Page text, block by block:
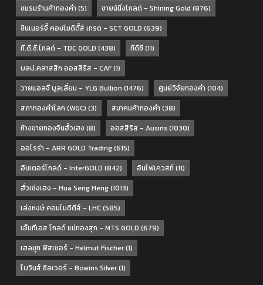
ชมรมร้านค้าทองคำ (5) ชายน์นิ่งโกลด์ - Shining Gold (876)
ซินเนอร์จี้ คอมโมดิตี้ส์ เทรด - SCT GOLD (639)
ที.ดี.ซี.โกลด์ - TDC GOLD (438) ทีดีซี(11)
บลป.คลาสสิก ออสสิริส - CAF(1)
วายแอลจี บูลเลี่ยน - YLG Bullion (1476) ศูนย์วิจัยทองคำ (104)
สภาทองคำโลก (WGC) (3) สมาคมค้าทองคำ (38)
ห้างขายทองจินฮั้วเฮง (8) ออสสิริส - Ausiris(1030)
ออโรร่า - ARR GOLD Trading(615)
อินเตอร์โกลด์ - InterGOLD (842) อินโฟเควสท์(11)
ฮั่วเซ่งเฮง - Hua Seng Heng(1013)
เล่งหงษ์ คอมโมดิตีส์ - LHC(585)
เอ็มทีเอส โกลด์ แม่ทองสุก - MTS GOLD (679)
เฮลมุท ฟิสเชอร์ - Helmut Fischer(1)
โบวินส์ ซิลเวอร์ - Bowins Silver(1)